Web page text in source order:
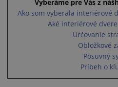
Vyberáme pre Vás z
Ako som vyberala interiérové
Aké interiérové
Určovanie
Obložkové
Posuvný
Príbeh o